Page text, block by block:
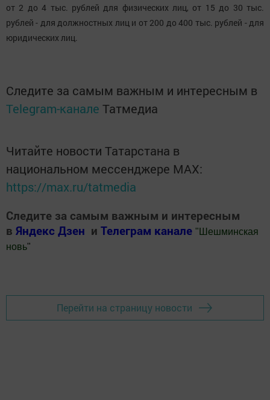
от 2 до 4 тыс. рублей для физических лиц, от 15 до 30 тыс.
рублей - для должностных лиц и от 200 до 400 тыс. рублей - для
юридических лиц.
Следите за самым важным и интересным в
Telegram-канале Татмедиа
Читайте новости Татарстана в
национальном мессенджере MАХ:
https://max.ru/tatmedia
Следите за самым важным и интересным
в Яндекс Дзен и Телеграм канале " Шешминская
новь"
Перейти на страницу новости